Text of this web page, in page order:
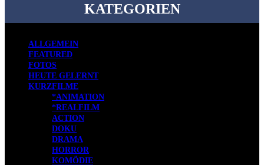
KATEGORIEN
ALLGEMEIN
FEATURED
FOTOS
HEUTE GELERNT
KURZFILME
*ANIMATION
*REALFILM
ACTION
DOKU
DRAMA
HORROR
KOMÖDIE